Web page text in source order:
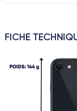
FICHE